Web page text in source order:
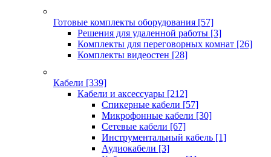
Готовые комплекты оборудования [57]
Решения для удаленной работы [3]
Комплекты для переговорных комнат [26]
Комплекты видеостен [28]
Кабели [339]
Кабели и аксессуары [212]
Спикерные кабели [57]
Микрофонные кабели [30]
Сетевые кабели [67]
Инструментальный кабель [1]
Аудиокабели [3]